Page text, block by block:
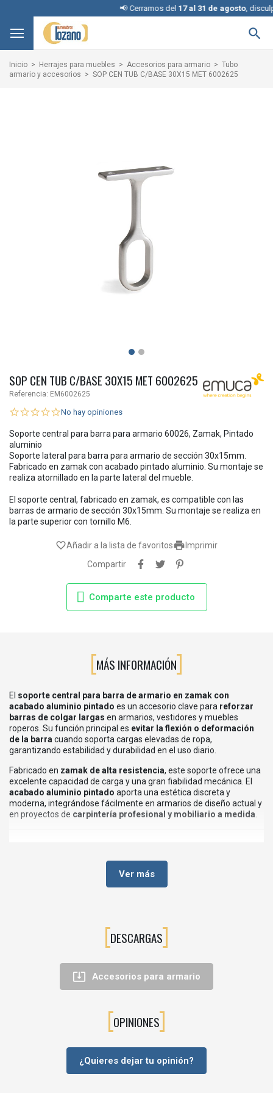
📢 Cerramos del 17 al 31 de agosto, disculpe

Inicio Herrajes para muebles Accesorios para armario
Tubo
armario y accesorios
SOP CEN TUB C/BASE 30X15 MET 6002625
SOP CEN TUB C/BASE 30X15 MET 6002625
Referencia: EM6002625
No hay opiniones
Soporte central para barra para armario 60026, Zamak, Pintado
aluminio
Soporte lateral para barra para armario de sección 30x15mm.
Fabricado en zamak con acabado pintado aluminio. Su montaje se
realiza atornillado en la parte lateral del mueble.
El soporte central, fabricado en zamak, es compatible con las
barras de armario de sección 30x15mm. Su montaje se realiza en
la parte superior con tornillo M6.
 Imprimir
favorite_borderAñadir a la lista de favoritos
Compartir
Comparte este producto
MÁS INFORMACIÓN
El soporte central para barra de armario en zamak con
acabado aluminio pintado es un accesorio clave para reforzar
barras de colgar largas en armarios, vestidores y muebles
roperos. Su función principal es evitar la flexión o deformación
de la barra cuando soporta cargas elevadas de ropa,
garantizando estabilidad y durabilidad en el uso diario.
Fabricado en zamak de alta resistencia, este soporte ofrece una
excelente capacidad de carga y una gran fiabilidad mecánica. El
acabado aluminio pintado aporta una estética discreta y
moderna, integrándose fácilmente en armarios de diseño actual y
en proyectos de carpintería profesional y mobiliario a medida
Soporte central para barra de armario
fijación superior (soporte central)
refuerzo y apoyo de barras de colgar
Aplicación:armarios, vestidores y muebles roperos
flexión de la barraen tramos largos
Alta resistencia al uso intensivo
Diseño discreto y funcional
Ver más
DESCARGAS
 Accesorios para armario
OPINIONES
¿Quieres dejar tu opinión?